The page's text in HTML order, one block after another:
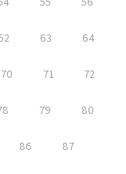
63 64
70 71 72
79 80
86 87